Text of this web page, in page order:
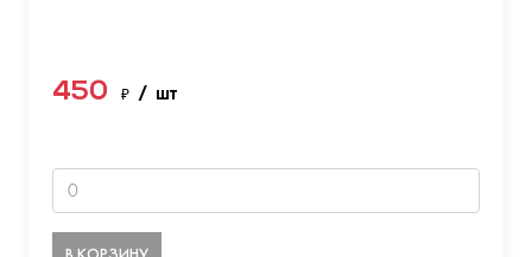
450 ₽ / шт